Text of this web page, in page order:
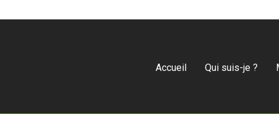
Accueil Qui suis-je ?